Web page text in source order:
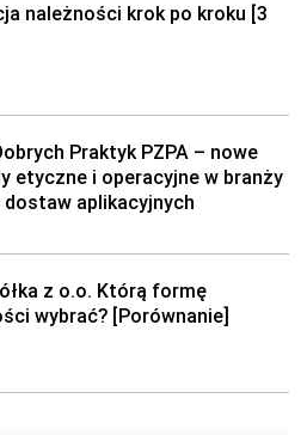
należności krok po kroku [3
Praktyk PZPA – nowe
etyczne i operacyjne w branży
aplikacyjnych
z o.o. Którą formę
wybrać? [Porównanie]